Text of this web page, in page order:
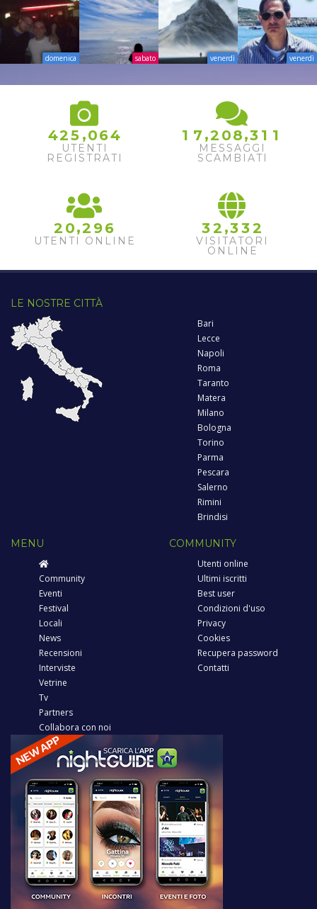
domenica sabato venerdì venerdì
425 ,064
UTENTI
REGISTRATI
1 7 ,2 08,3 1 1
2
MESSAGGI
SCAMBIATI
2 0,2 96
UTENTI ONLINE
32 ,332
VISITATORI
ONLINE
LE NOSTRE CITTÀ
Bari
Lecce
Napoli
Roma
Taranto
Matera
Milano
Bologna
Torino
Parma
Pescara
Salerno
Rimini
Brindisi
MENU
Community
Eventi
Festival
Locali
News
Recensioni
Interviste
Vetrine
Tv
Partners
Collabora con noi
COMMUNITY
Utenti online
Ultimi iscritti
Best user
Condizioni d'uso
Privacy
Cookies
Recupera password
Contatti